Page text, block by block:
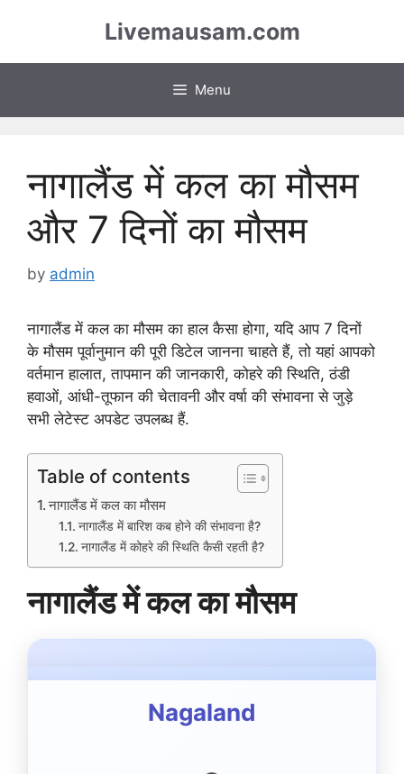
Livemausam.com
Menu
नागालैंड में कल का मौसम
और 7 दिनों का मौसम
by admin
नागालैंड में कल का मौसम का हाल कैसा होगा, यदि आप 7 दिनों
के मौसम पूर्वानुमान की पूरी डिटेल जानना चाहते हैं, तो यहां आपको
वर्तमान हालात, तापमान की जानकारी, कोहरे की स्थिति, ठंडी
हवाओं, आंधी-तूफान की चेतावनी और वर्षा की संभावना से जुड़े
सभी लेटेस्ट अपडेट उपलब्ध हैं.
Table of contents
नागालैंड में कल का मौसम
नागालैंड में बारिश कब होने की संभावना है?
नागालैंड में कोहरे की स्थिति कैसी रहती है?
नागालैंड में कल का मौसम
Nagaland